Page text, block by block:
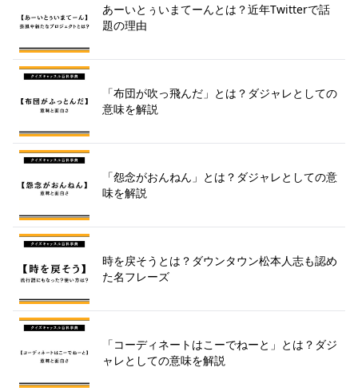
あーいとぅいまてーんとは？近年Twitterで話
題の理由
「布団が吹っ飛んだ」とは？ダジャレとしての
意味を解説
「怨念がおんねん」とは？ダジャレとしての意
味を解説
時を戻そうとは？ダウンタウン松本人志も認め
た名フレーズ
「コーディネートはこーでねーと」とは？ダジ
ャレとしての意味を解説